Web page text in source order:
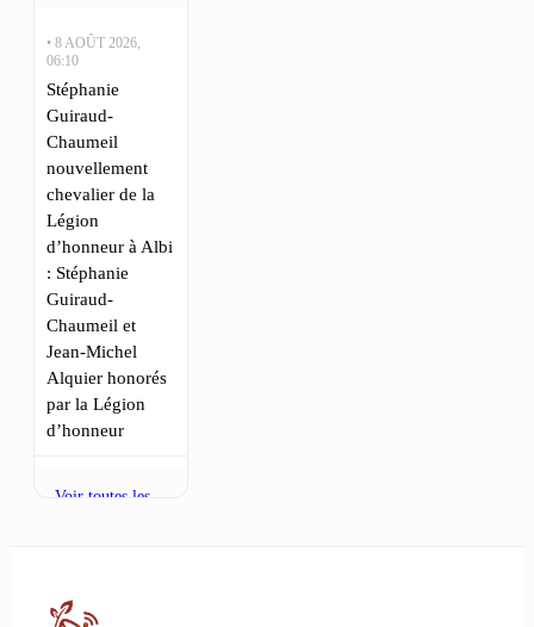
• 8 AOÛT 2026,
06:10
Stéphanie
Guiraud-
Chaumeil
nouvellement
chevalier de la
Légion
d’honneur à Albi
: Stéphanie
Guiraud-
Chaumeil et
Jean-Michel
Alquier honorés
par la Légion
d’honneur
• 7 AOÛT 2026,
améliorations en
Voir toutes les